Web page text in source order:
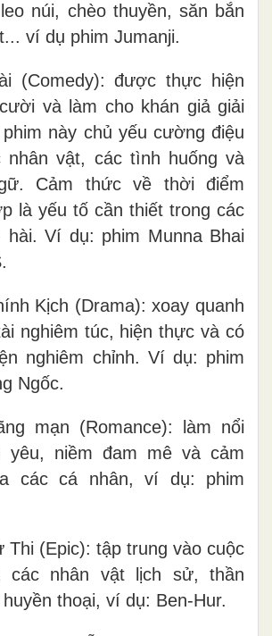
núi, chèo thuyền, săn bắn
ví dụ phim Jumanji.
(Comedy): được thực hiện
và làm cho khán giả giải
này chủ yếu cường điệu
nhân vật, các tình huống và
Cảm thức về thời điểm
là yếu tố cần thiết trong các
hài. Ví dụ: phim Munna Bhai
Kịch (Drama): xoay quanh
nghiêm túc, hiện thực và có
nghiêm chỉnh. Ví dụ: phim
Ngốc.
mạn (Romance): làm nổi
yêu, niềm đam mê và cảm
các cá nhân, ví dụ: phim
Thi (Epic): tập trung vào cuộc
các nhân vật lịch sử, thần
thoại, ví dụ: Ben-Hur.